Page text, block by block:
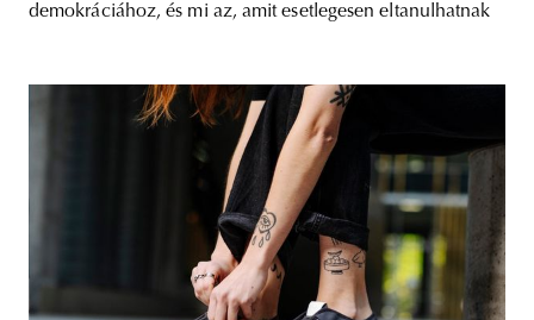
demokráciához, és mi az, amit esetlegesen eltanulhatnak